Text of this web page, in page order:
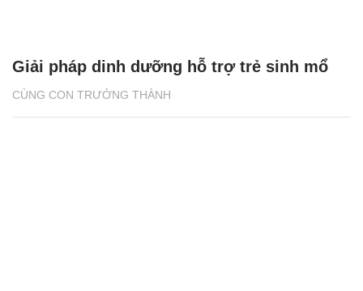
CÙNG CON TRƯỞNG THÀNH
Giải pháp dinh dưỡng hỗ trợ trẻ sinh mổ